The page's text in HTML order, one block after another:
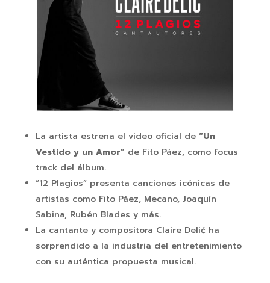
La artista estrena el video oficial de “Un
Vestido y un Amor” de Fito Páez, como focus
track del álbum.
“12 Plagios” presenta canciones icónicas de
artistas como Fito Páez, Mecano, Joaquín
Sabina, Rubén Blades y más.
La cantante y compositora Claire Delić ha
sorprendido a la industria del entretenimiento
con su auténtica propuesta musical.